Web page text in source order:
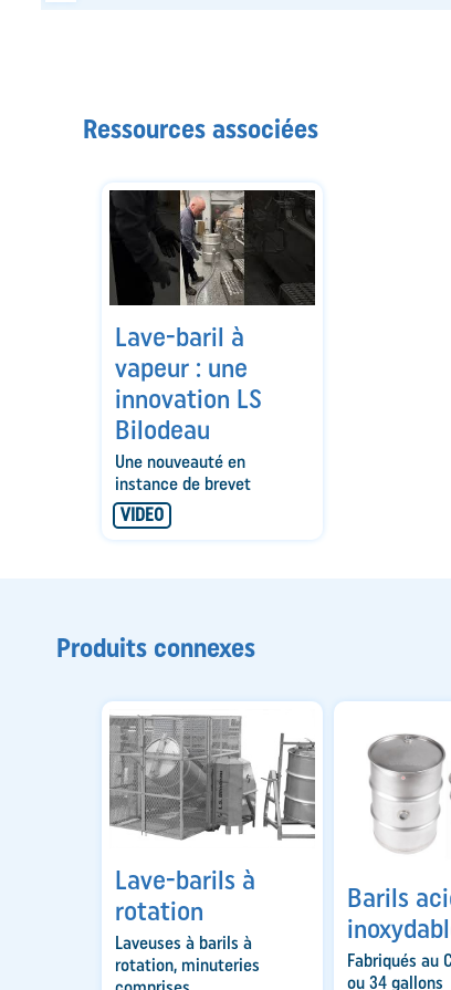
Ressources associées
VIDEO
Lave-baril à
vapeur : une
innovation LS
Bilodeau
Une nouveauté en
instance de brevet
Produits connexes
Lave-barils à
rotation
Laveuses à barils à
rotation, minuteries
Barils
Fabriqués au
ou 34 gallons